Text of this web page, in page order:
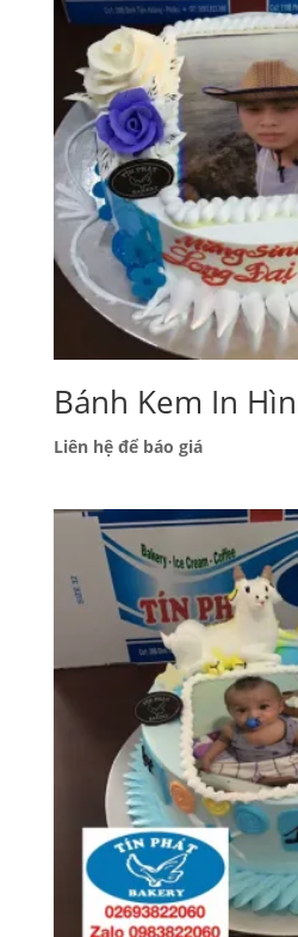
Bánh Kem In
Liên hệ để báo giá